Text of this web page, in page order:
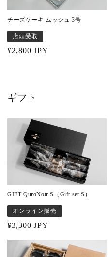
チーズケーキ ムッシュ 3号
店頭受取
Regular
¥2,800 JPY
ギフト
GIFT QuroNoir S（Gift set S）
オンライン販売
Regular
¥3,300 JPY